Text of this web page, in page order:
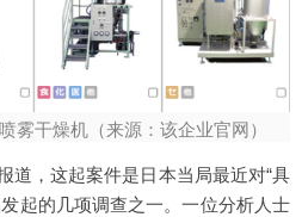
雾干燥机（来源：该企业官网）
道，这起案件是日本当局最近对“具
起的几项调查之一。一位分析人士